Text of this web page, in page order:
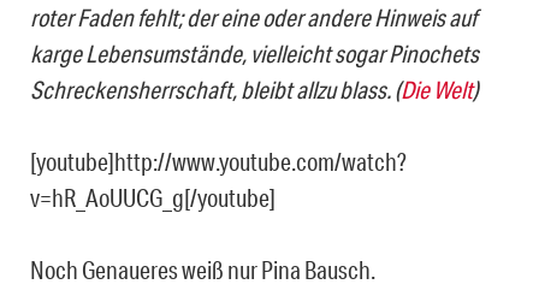
roter Faden fehlt; der eine oder andere Hinweis auf
karge Lebensumstände, vielleicht sogar Pinochets
Schreckensherrschaft, bleibt allzu blass.(Die Welt)
[youtube]http://www.youtube.com/watch?
v=hR_AoUUCG_g[/youtube]
Noch Genaueres weiß nur Pina Bausch.